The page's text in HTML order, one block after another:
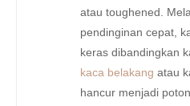
atau toughened.
pendinginan cepat,
keras dibandingkan
kaca belakang atau
hancur menjadi